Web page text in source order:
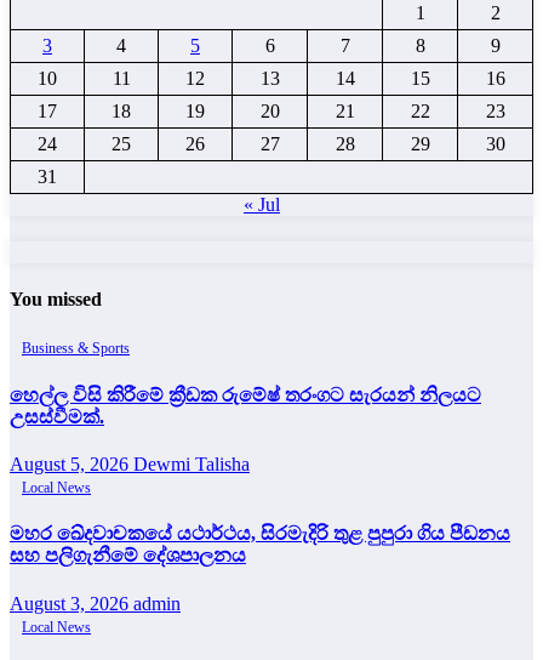
1
2
3
4 5 6 7 8
9
10
11 12 13 14 15
16
17
18 19 20 21 22
23
24
25 26 27 28 29
30
31
« Jul
You missed
Business & Sports
හෙල්ල විසි කිරීමේ ක්‍රීඩක රුමේෂ් තරංගට සැරයන් නිලයට
උසස්වීමක්.
August 5, 2026 Dewmi Talisha
Local News
මහර ඛේදවාචකයේ යථාර්ථය, සිරමැදිරි තුළ පුපුරා ගිය පීඩනය
සහ පලිගැනීමේ දේශපාලනය
August 3, 2026 admin
Local News